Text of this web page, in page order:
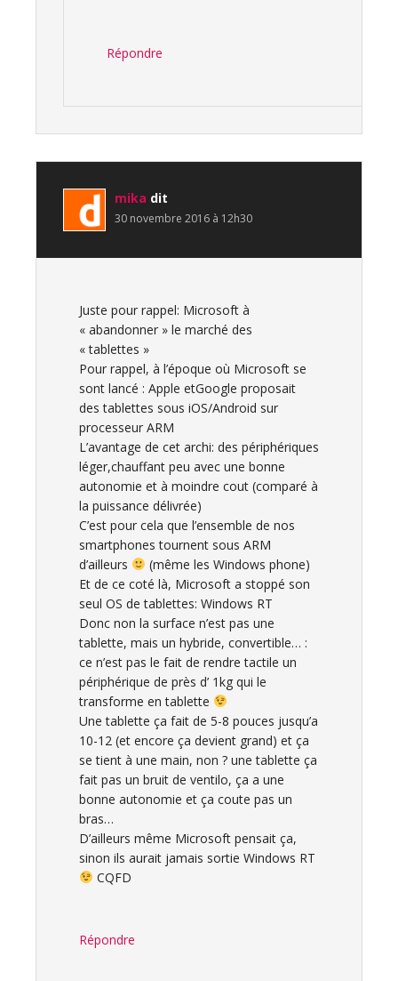
Répondre
mika dit
30 novembre 2016 à 12h30
Juste pour rappel: Microsoft à
« abandonner » le marché des
« tablettes »
Pour rappel, à l’époque où Microsoft se
sont lancé : Apple etGoogle proposait
des tablettes sous iOS/Android sur
processeur ARM
L’avantage de cet archi: des périphériques
léger,chauffant peu avec une bonne
autonomie et à moindre cout (comparé à
la puissance délivrée)
C’est pour cela que l’ensemble de nos
smartphones tournent sous ARM
d’ailleurs
(même les Windows phone)
Et de ce coté là, Microsoft a stoppé son
seul OS de tablettes: Windows RT
Donc non la surface n’est pas une
tablette, mais un hybride, convertible… :
ce n’est pas le fait de rendre tactile un
périphérique de près d’ 1kg qui le
transforme en tablette
Une tablette ça fait de 5-8 pouces jusqu’a
10-12 (et encore ça devient grand) et ça
se tient à une main, non ? une tablette ça
fait pas un bruit de ventilo, ça a une
bonne autonomie et ça coute pas un
bras…
D’ailleurs même Microsoft pensait ça,
sinon ils aurait jamais sortie Windows RT
CQFD
Répondre